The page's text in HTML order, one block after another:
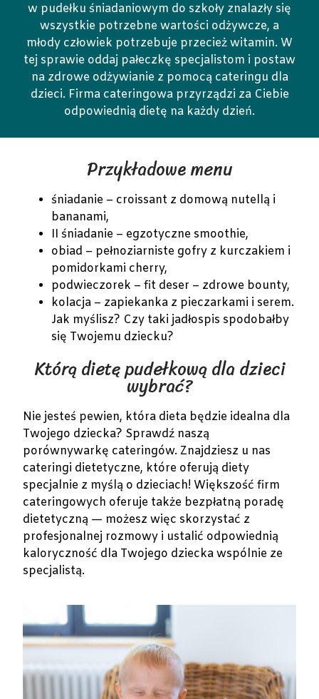
w pudełku śniadaniowym do szkoły znalazły się
wszystkie potrzebne wartości odżywcze, a
młody człowiek potrzebuje przecież witamin. W
tej sprawie oddaj pałeczkę specjalistom i postaw
na zdrowe odżywianie z pomocą cateringu dla
dzieci. Firma cateringowa przyrządzi za Ciebie
odpowiednią dietę na każdy dzień.
Przykładowe menu
śniadanie – croissant z domową nutellą i
bananami,
II śniadanie – egzotyczne smoothie,
obiad – pełnoziarniste gofry z kurczakiem i
pomidorkami cherry,
podwieczorek – fit deser – zdrowe bounty,
kolacja – zapiekanka z pieczarkami i serem.
Jak myślisz? Czy taki jadłospis spodobałby
się Twojemu dziecku?
Którą dietę pudełkową dla dzieci
wybrać?
Nie jesteś pewien, która dieta będzie idealna dla
Twojego dziecka? Sprawdź naszą
porównywarkę cateringów. Znajdziesz u nas
cateringi dietetyczne, które oferują diety
specjalnie z myślą o dzieciach! Większość firm
cateringowych oferuje także bezpłatną poradę
dietetyczną — możesz więc skorzystać z
profesjonalnej rozmowy i ustalić odpowiednią
kaloryczność dla Twojego dziecka wspólnie ze
specjalistą.